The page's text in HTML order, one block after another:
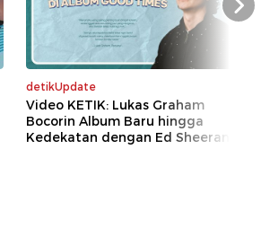
detikUpdate
Video KETIK: Lukas Graham
Bocorin Album Baru hingga
Kedekatan dengan Ed Sheeran
Next